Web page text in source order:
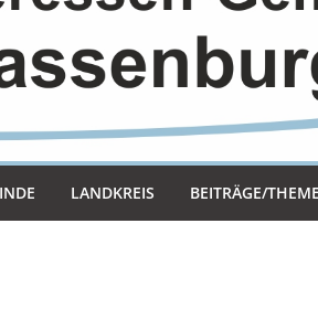
LAND­KREIS BEITRÄGE/